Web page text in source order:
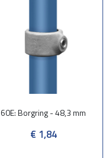
60E: Borgring - 48,3 mm
€ 1,84